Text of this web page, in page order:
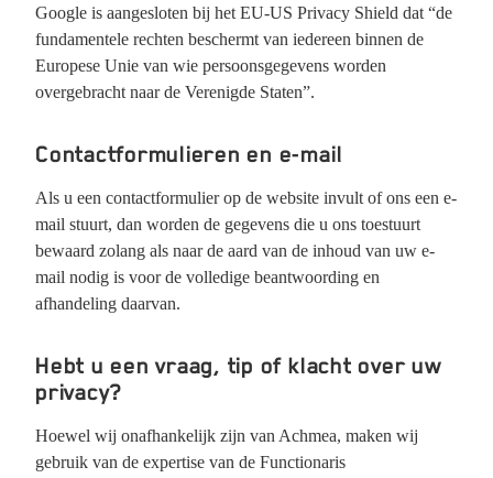
Google is aangesloten bij het EU-US Privacy Shield dat “de
fundamentele rechten beschermt van iedereen binnen de
Europese Unie van wie persoonsgegevens worden
overgebracht naar de Verenigde Staten”.
Contactformulieren en e-mail
Als u een contactformulier op de website invult of ons een e-
mail stuurt, dan worden de gegevens die u ons toestuurt
bewaard zolang als naar de aard van de inhoud van uw e-
mail nodig is voor de volledige beantwoording en
afhandeling daarvan.
Hebt u een vraag, tip of klacht over uw
privacy?
Hoewel wij onafhankelijk zijn van Achmea, maken wij
gebruik van de expertise van de Functionaris